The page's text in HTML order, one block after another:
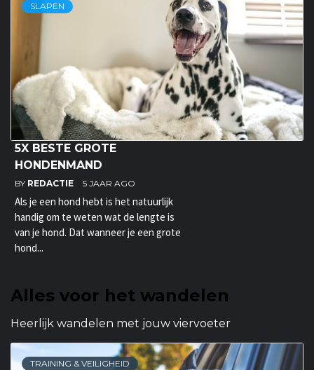
SLAPEN
5X BESTE GROTE
HONDENMAND
BY REDACTIE 5 JAAR AGO
Als je een hond hebt is het natuurlijk
handig om te weten wat de lengte is
van je hond. Dat wanneer je een grote
hond...
Alles voor het wandelen
Heerlijk wandelen met jouw viervoeter
TRAINING & VEILIGHEID